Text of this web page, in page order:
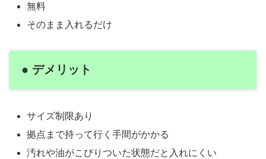
無料
そのまま入れるだけ
● デメリット
サイズ制限あり
拠点まで持って行く手間がかかる
汚れや油がこびりついた状態だと入れにくい